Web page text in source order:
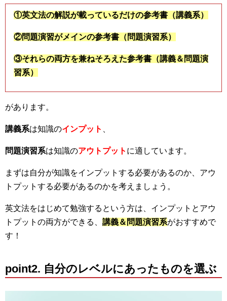
①英文法の解説が載っているだけの参考書（講義系）
②問題演習がメインの参考書（問題演習系）
③それらの両方を兼ねそろえた参考書（講義＆問題演
習系）
があります。
講義系は知識のインプット
問題演習系は知識のアウトプット に適しています。
まずは自分が知識をインプットする必要があるのか、アウ
トプットする必要があるのかを考えましょう。
英文法をはじめて勉強するという方は、インプットとアウ
トプットの両方ができる、 講義＆問題演習系がおすすめで
す！
point2. 自分のレベルにあったものを選ぶ